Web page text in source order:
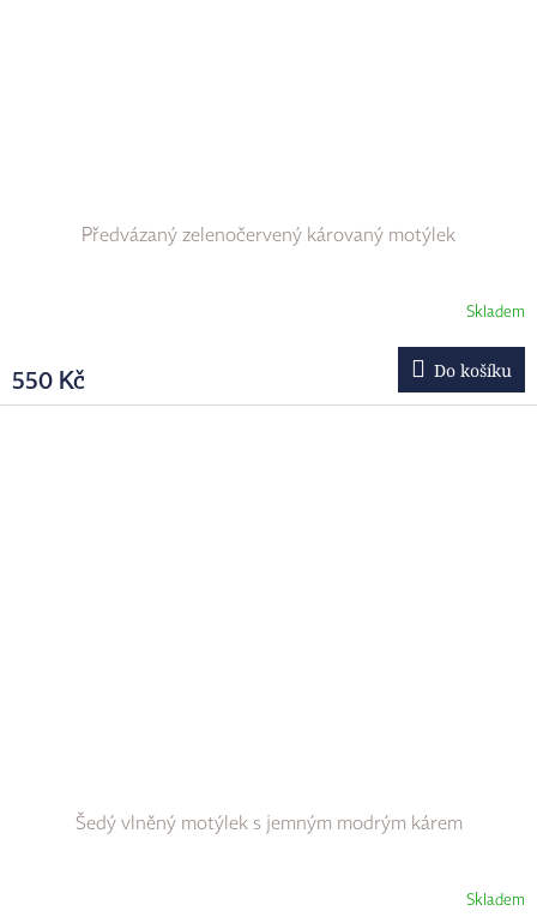
Předvázaný zelenočervený károvaný motýlek
Skladem
550 Kč Do košíku
Šedý vlněný motýlek s jemným modrým kárem
Skladem